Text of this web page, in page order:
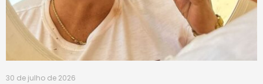
30 de julho de 2026